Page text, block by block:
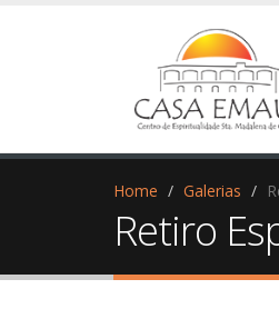
Home Galerias
Retiro